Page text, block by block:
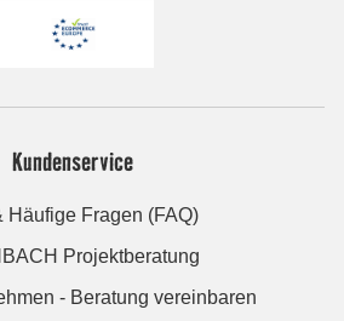
Kundenservice
Häufige Fragen (FAQ)
Projektberatung
- Beratung vereinbaren